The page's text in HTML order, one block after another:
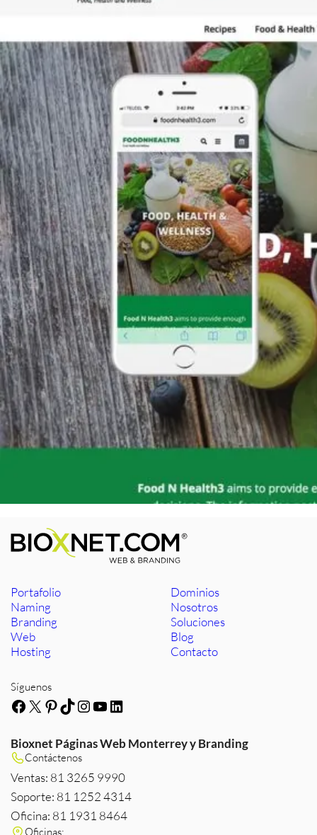
Portafolio
Naming
Branding
Web
Hosting
Dominios
Nosotros
Soluciones
Blog
Contacto
Síguenos
Facebook
X Pinterest
TikTok
Instagram
YouTube
LinkedIn
Bioxnet Páginas Web Monterrey y Branding
Contáctenos
Ventas: 81 3265 9990
Soporte: 81 1252 4314
Oficina: 81 1931 8464
Oficinas: